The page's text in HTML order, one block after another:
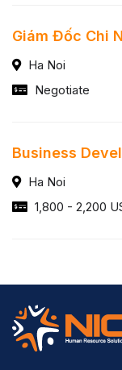
Giám Đốc Chi
Ha Noi
Negotiate
Business
Ha Noi
1,800 - 2,200